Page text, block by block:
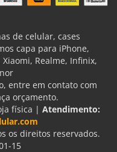
de celular, cases
capa para iPhone,
Realme, Infinix,
entre em contato com
orçamento.
física | Atendimento:
os direitos reservados.
15